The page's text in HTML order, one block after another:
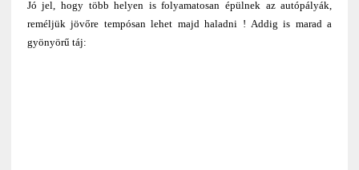
Jó jel, hogy több helyen is folyamatosan épülnek az autópályák,
reméljük jövőre tempósan lehet majd haladni ! Addig is marad a
gyönyörű táj: